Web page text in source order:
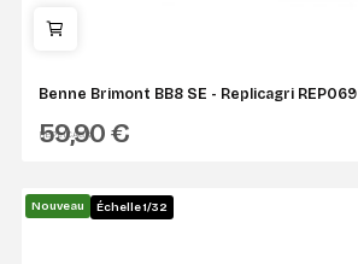
Benne Brimont BB8 SE - Replicagri REP069
REPLICAGRI
59,90 €
Nouveau Échelle 1/32